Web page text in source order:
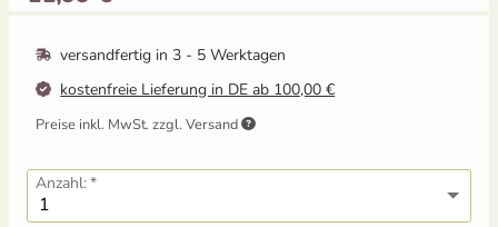
versandfertig in3 - 5 Werktagen
kostenfreie Lieferung in DE ab 100,00 €
Preise inkl. MwSt. zzgl. Versand
Anzahl:
Kürbis
Mangold
Möhren
Romatomaten
Russische Tomaten
Tomaten für Tomatenhaus